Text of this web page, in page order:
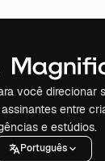
você direcionar
entre
e estúdios.
Português